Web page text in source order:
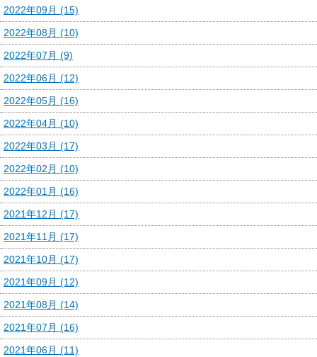
2022年09月 (15)
2022年08月 (10)
2022年07月 (9)
2022年06月 (12)
2022年05月 (16)
2022年04月 (10)
2022年03月 (17)
2022年02月 (10)
2022年01月 (16)
2021年12月 (17)
2021年11月 (17)
2021年10月 (17)
2021年09月 (12)
2021年08月 (14)
2021年07月 (16)
2021年06月 (11)